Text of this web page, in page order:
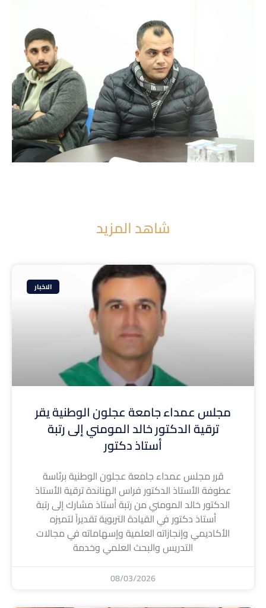
شاهد المزيد
الاخبار
مجلس عمداء جامعة عجلون الوطنية يقر
ترقية الدكتور خالد المومني إلى رتبة
أستاذ دكتور
قرر مجلس عمداء جامعة عجلون الوطنية برئاسة
عطوفة الأستاذ الدكتور فراس الهناندة ترقية الأستاذ
الدكتور خالد المومني من رتبة أستاذ مشارك إلى رتبة
أستاذ دكتور في القيادة التربوية تقديراً لتميزه
الأكاديمي وإنجازاته العلمية وإسهاماته في مجالات
التدريس والبحث العلمي وخدمة
08/03/2026